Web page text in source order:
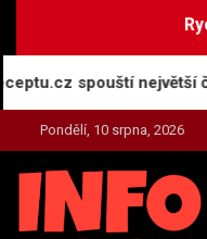
spouští největší
Pondělí, 10 srpna, 2026